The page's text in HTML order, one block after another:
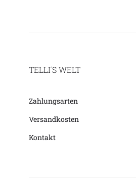
TELLI´S WELT
Zahlungsarten
Versandkosten
Kontakt